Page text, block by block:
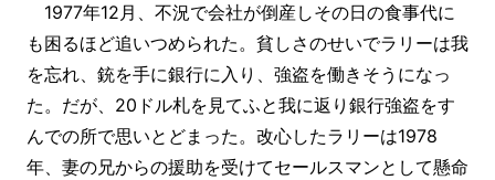
1977年12月、不況で会社が倒産しその日の食事代に
も困るほど追いつめられた。貧しさのせいでラリーは我
を忘れ、銃を手に銀行に入り、強盗を働きそうになっ
た。だが、20ドル札を見てふと我に返り銀行強盗をす
んでの所で思いとどまった。改心したラリーは1978
年、妻の兄からの援助を受けてセールスマンとして懸命